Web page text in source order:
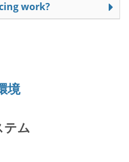
work?
境
ム